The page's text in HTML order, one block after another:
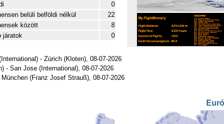
0
belüli belföldi nélkül
22
között
8
járatok
0
- Zürich (Kloten), 08-07-2026
- San Jose (International), 08-07-2026
(Franz Josef Strauß), 08-07-2026